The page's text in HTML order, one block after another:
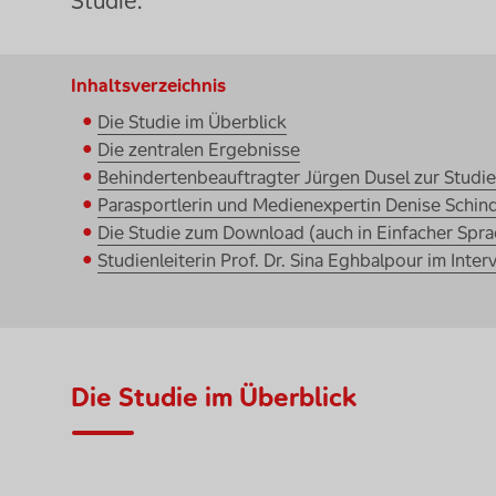
Inhaltsverzeichnis
Die Studie im Überblick
Die zentralen Ergebnisse
Behindertenbeauftragter Jürgen Dusel zur Studie
Parasportlerin und Medienexpertin Denise
Die Studie zum Download (auch in Einfacher
Studienleiterin Prof. Dr. Sina Eghbalpour im
Die Studie im Überblick